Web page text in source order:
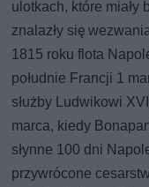
ulotkach, które miały
znalazły się
1815 roku flota
południe Francji 1
służby Ludwikowi
marca, kiedy
słynne 100 dni
przywrócone